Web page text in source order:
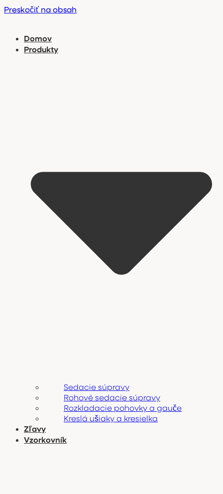
Preskočiť na obsah
Domov
Produkty
Sedacie súpravy
Rohové sedacie súpravy
Rozkladacie pohovky a gauče
Kreslá ušiaky a kresielka
Zľavy
Vzorkovník